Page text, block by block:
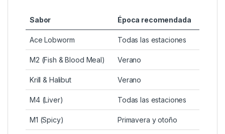
Sabor Época recomendada
Ace Lobworm Todas las estaciones
M2 (Fish & Blood Meal) Verano
Krill & Halibut Verano
M4 (Liver) Todas las estaciones
M1 (Spicy) Primavera y otoño